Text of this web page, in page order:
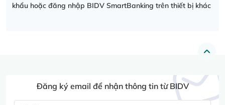
khẩu hoặc đăng nhập BIDV SmartBanking trên thiết bị khác
Đăng ký email để nhận thông tin từ BIDV